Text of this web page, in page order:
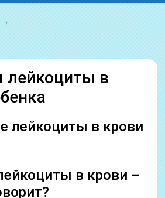
в
лейкоциты в крови
в крови –